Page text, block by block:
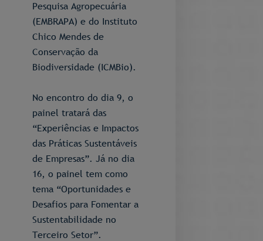
Pesquisa Agropecuária
(EMBRAPA) e do Instituto
Chico Mendes de
Conservação da
Biodiversidade (ICMBio).
No encontro do dia 9, o
painel tratará das
“Experiências e Impactos
das Práticas Sustentáveis
de Empresas”. Já no dia
16, o painel tem como
tema “Oportunidades e
Desafios para Fomentar a
Sustentabilidade no
Terceiro Setor”.